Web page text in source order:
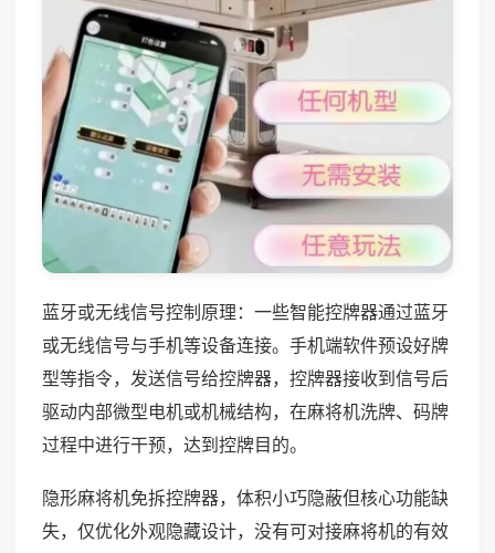
蓝牙或无线信号控制原理：一些智能控牌器通过蓝牙
或无线信号与手机等设备连接。手机端软件预设好牌
型等指令，发送信号给控牌器，控牌器接收到信号后
驱动内部微型电机或机械结构，在麻将机洗牌、码牌
过程中进行干预，达到控牌目的。
隐形麻将机免拆控牌器，体积小巧隐蔽但核心功能缺
失，仅优化外观隐藏设计，没有可对接麻将机的有效